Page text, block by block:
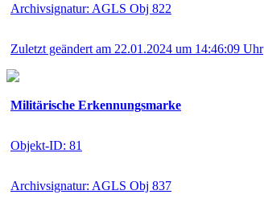
Archivsignatur: AGLS Obj 822
Zuletzt geändert am 22.01.2024 um 14:46:09 Uhr
Militärische Erkennungsmarke
Objekt-ID: 81
Archivsignatur: AGLS Obj 837